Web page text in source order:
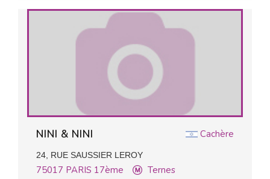
Cachère
NINI & NINI
24, RUE SAUSSIER LEROY
75017 PARIS 17ème
Ternes